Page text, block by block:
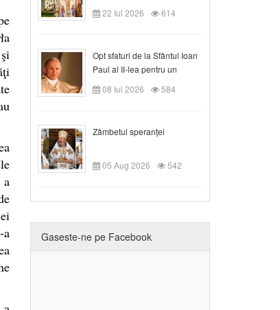
a
Claudiu!
22 Iul 2026 614
Opt sfaturi de la Sfântul Ioan
Paul al II-lea pentru un
creștin
08 Iul 2026 584
Zâmbetul speranței
05 Aug 2026 542
Gaseste-ne pe Facebook